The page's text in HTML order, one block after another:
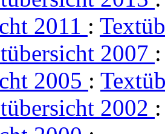
2011 :
2007
2005 :
2002